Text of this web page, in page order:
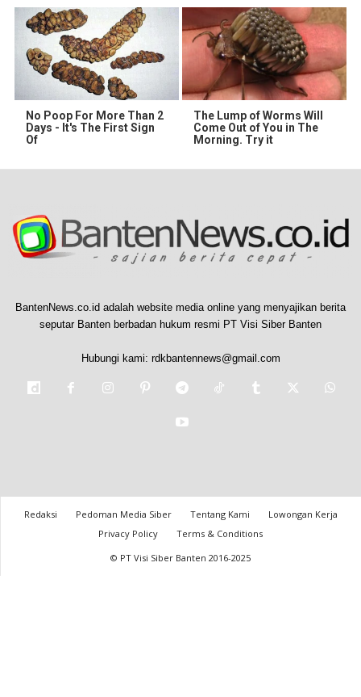
No Poop For More Than 2
Days - It's The First Sign
Of
The Lump of Worms Will
Come Out of You in The
Morning. Try it
BantenNews.co.id adalah website media online yang menyajikan berita
seputar Banten berbadan hukum resmi PT Visi Siber Banten
Hubungi kami: rdkbantennews@gmail.com
Redaksi Pedoman Media Siber Tentang Kami
Lowongan Kerja
Privacy Policy
Terms & Conditions
© PT Visi Siber Banten 2016-2025